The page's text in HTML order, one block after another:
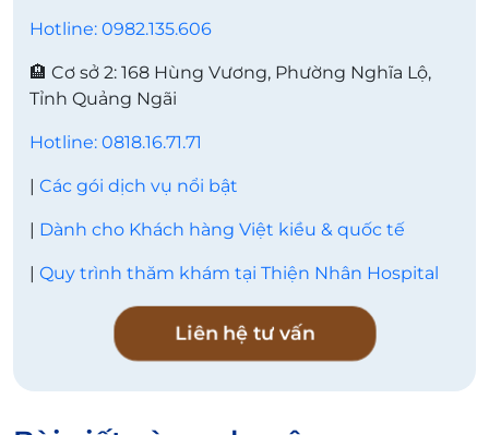
Hotline: 0982.135.606
🏨 Cơ sở 2: 168 Hùng Vương, Phường Nghĩa Lộ,
Tỉnh Quảng Ngãi
Hotline: 0818.16.71.71
| Các gói dịch vụ nổi bật
| Dành cho Khách hàng Việt kiều & quốc tế
| Quy trình thăm khám tại Thiện Nhân Hospital
Liên hệ tư vấn